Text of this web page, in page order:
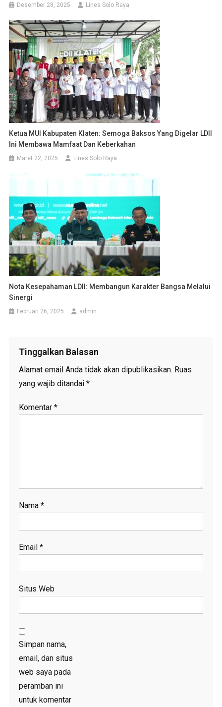
Desember 28, 2025 Lines Solo Raya
Ketua MUI Kabupaten Klaten: Semoga Baksos Yang Digelar LDII
Ini Membawa Mamfaat Dan Keberkahan
Maret 22, 2025 Lines Solo Raya
Nota Kesepahaman LDII: Membangun Karakter Bangsa Melalui
Sinergi
Februari 26, 2025 admin
Tinggalkan Balasan
Alamat email Anda tidak akan dipublikasikan. Ruas
yang wajib ditandai *
Komentar *
Nama *
Email *
Situs Web
Simpan nama,
email, dan situs
web saya pada
peramban ini
untuk komentar